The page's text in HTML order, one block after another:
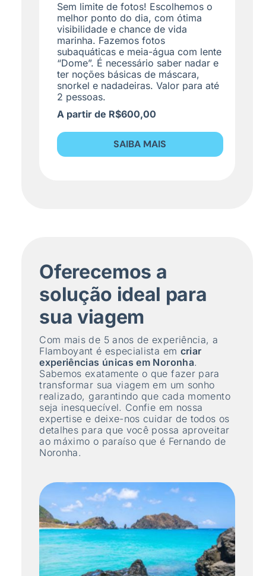
Sem limite de fotos! Escolhemos o
melhor ponto do dia, com ótima
visibilidade e chance de vida
marinha. Fazemos fotos
subaquáticas e meia-água com lente
“Dome”. É necessário saber nadar e
ter noções básicas de máscara,
snorkel e nadadeiras. Valor para até
2 pessoas.
A partir de R$600,00
SAIBA MAIS
Oferecemos a
solução ideal para
sua viagem
Com mais de 5 anos de experiência, a
Flamboyant é especialista em criar
experiências únicas em Noronha.
Sabemos exatamente o que fazer para
transformar sua viagem em um sonho
realizado, garantindo que cada momento
seja inesquecível. Confie em nossa
expertise e deixe-nos cuidar de todos os
detalhes para que você possa aproveitar
ao máximo o paraíso que é Fernando de
Noronha.